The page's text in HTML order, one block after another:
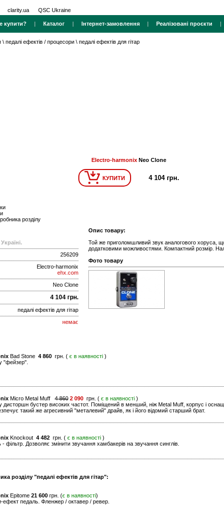
clarity.ua QSC Ukraine
купити? | Каталог | Інтернет-замовлення | Реалізовані проєкти
\ педалі ефектів / процесори \ педалі ефектів для гітар
Electro-harmonixNeo Clone
КУПИТИ 4 104 грн.
розділу
256209
Electro-harmonix
ehx.com
Neo Clone
4 104 грн.
педалі ефектів для гітар
немає
Опис товару:
Той же приголомшливий звук аналогового хоруса,
додатковими можливостями. Компактний розмір.
Фото товару
Bad Stone 4 860 грн. ( є в наявності )
"фейзер".
Micro Metal Muff 4 860 2 090 грн. ( є в наявності )
дисторшн бустер високих частот. Поміщений в менший, ніж Metal Muff, корпус і
такий же агресивний "металевий" драйв, як і його відомий старший брат.
Knockout 4 482 грн. ( є в наявності )
- фільтр. Дозволяє змінити звучання хамбакерів на звучання синглів.
розділу "педалі ефектів для гітар":
Epitome 21 600 грн. (є в наявності)
ефект педаль. Фленжер / октавер / ревер.